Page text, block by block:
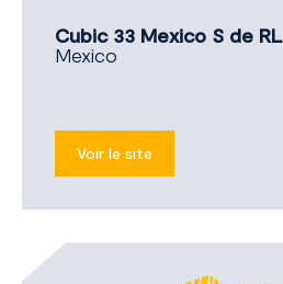
Cubic 33 Mexico S de RL
Mexico
Voir le site